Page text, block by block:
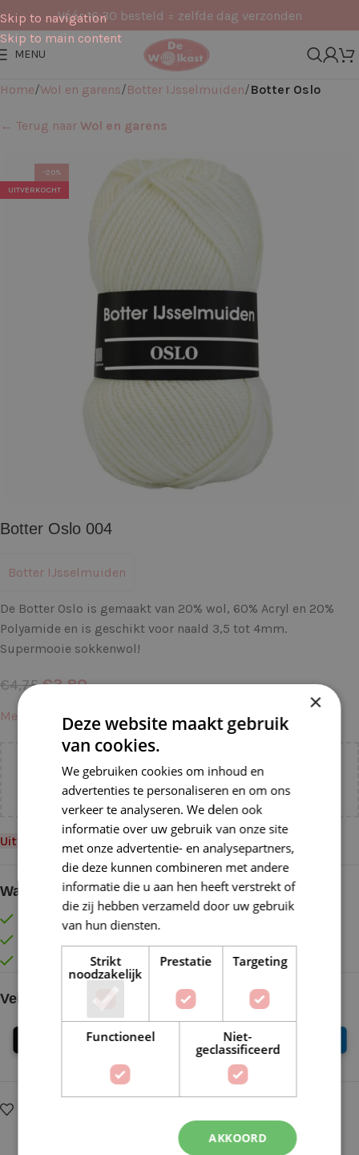
Skip to navigation
Skip to main content
Vóór 16:30 besteld = zelfde dag verzonden
MENU
Home Wol en garens Botter IJsselmuiden Botter Oslo
← Terug naar Wol en garens
-20%
UITVERKOCHT
Botter Oslo 004
Botter IJsselmuiden
De Botter Oslo is gemaakt van 20% wol, 60% Acryl en 20%
Polyamide en is geschikt voor naald 3,5 tot 4mm.
Supermooie sokkenwol!
€4,75 €3,80
Meer informatie →
Voeg nog€ 55,00toe voorgratis verzending binnen
Uitverkocht
Waarom kopen bij de Wolkast?
Lage verzendkosten vanaf € 4,99 binnen NL
Vóór 16:30 besteld = Zelfde (werk)dag verzonden
Veilig online betalen
×
Deze website maakt gebruik
van cookies.
We gebruiken cookies om inhoud en
advertenties te personaliseren en om ons
verkeer te analyseren. We delen ook
informatie over uw gebruik van onze site
met onze advertentie- en analysepartners,
die deze kunnen combineren met andere
informatie die u aan hen heeft verstrekt of
die zij hebben verzameld door uw gebruik
van hun diensten.
Strikt
noodzakelijk
Prestatie Targeting
Functioneel
Niet-
geclassificeerd
AKKOORD